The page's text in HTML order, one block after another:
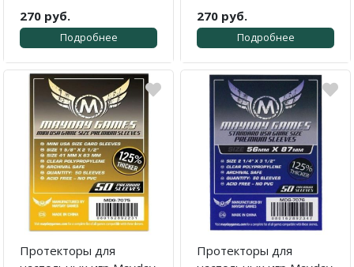
270 руб.
Подробнее
270 руб.
Подробнее
Протекторы для
Протекторы для